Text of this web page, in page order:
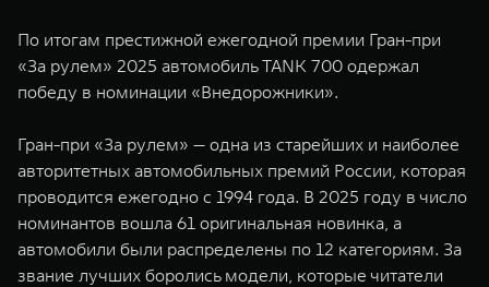
WEY 07
Расширяя границы комфорта
от 6 149 000 ₽
WEY 05
Эстетика
от 5 699
По итогам престижной ежегодной премии Гран-при
«За рулем» 2025 автомобиль TANK 700 одержал
победу в номинации «Внедорожники».
Гран-при «За рулем» — одна из старейших и наиболее
авторитетных автомобильных премий России, которая
проводится ежегодно с 1994 года. В 2025 году в число
номинантов вошла 61 оригинальная новинка, а
автомобили были распределены по 12 категориям. За
звание лучших боролись модели, которые читатели